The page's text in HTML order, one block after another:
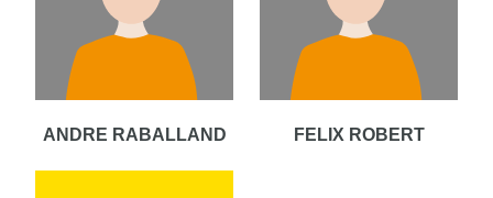
ANDRE RABALLAND FELIX ROBERT